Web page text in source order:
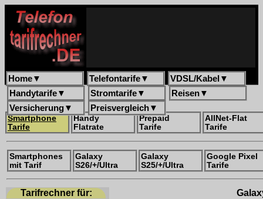
Home▼ Telefontarife▼ VDSL/Kabel ▼
Handytarife▼ Stromtarife▼ Reisen▼
Versicherung▼ Preisvergleich▼
Smartphone
Tarife
Handy
Flatrate
Prepaid
Tarife
AllNet-Flat
Tarife
Smartphones
mit Tarif
Galaxy
S26/+/Ultra
Galaxy
S25/+/Ultra
Google Pixel
Tarife
Tarifrechner für: